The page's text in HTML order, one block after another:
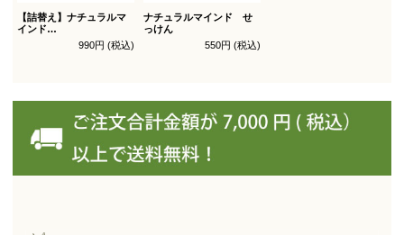
【詰替え】ナチュラルマ
インド
990円 (税込)
ナチュラルマインド せ
っけん
550円 (税込)